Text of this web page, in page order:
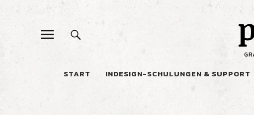
START INDESIGN-SCHULUNGEN & SUPPORT